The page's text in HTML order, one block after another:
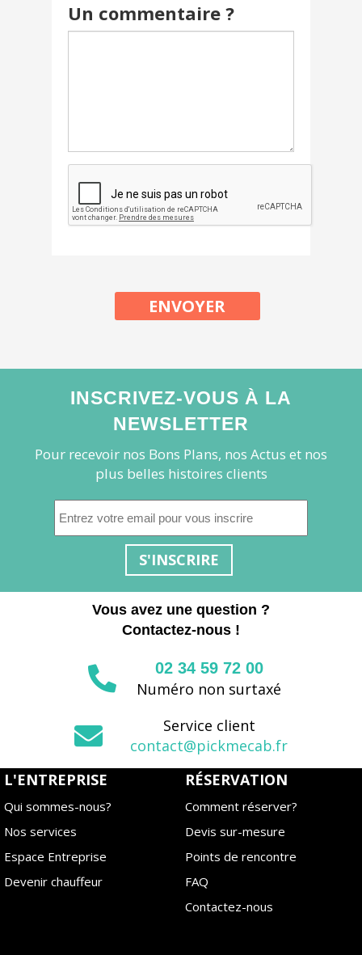
Un commentaire ?
ENVOYER
INSCRIVEZ-VOUS À LA
NEWSLETTER
Pour recevoir nos Bons Plans, nos Actus et nos
plus belles histoires clients
S'INSCRIRE
Vous avez une question ?
Contactez-nous !
02 34 59 72 00
Numéro non surtaxé
Service client
contact@pickmecab.fr
L'ENTREPRISE
Qui sommes-nous?
Nos services
Espace Entreprise
Devenir chauffeur
RÉSERVATION
Comment réserver?
Devis sur-mesure
Points de rencontre
FAQ
Contactez-nous